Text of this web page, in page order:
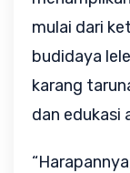
mulai dari
budidaya
karang
dan edukasi